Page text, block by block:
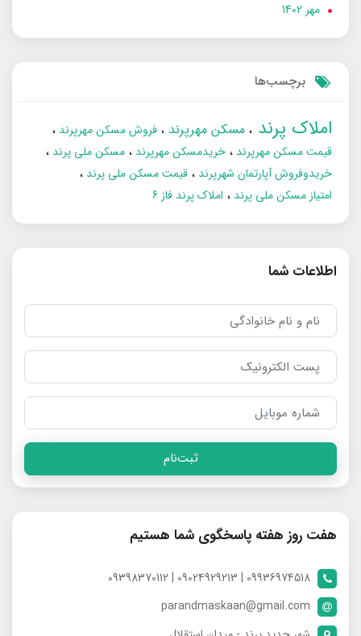
مهر 1402
برچسب‌ها
املاک پرند مسکن مهرپرند
فروش مسکن مهرپرند
قیمت مسکن مهرپرند
خریدمسکن مهرپرند
مسکن ملی پرند
خریدوفروش آپارتمان شهرپرند
قیمت مسکن ملی پرند
امتیاز مسکن ملی پرند
املاک پرند فاز 6
اطلاعات شما
ثبت‌نام
هفت روز هفته پاسخگوی شما هستیم
09936974518 | 09024929213 | 09398370112
parandmaskaan@gmail.com